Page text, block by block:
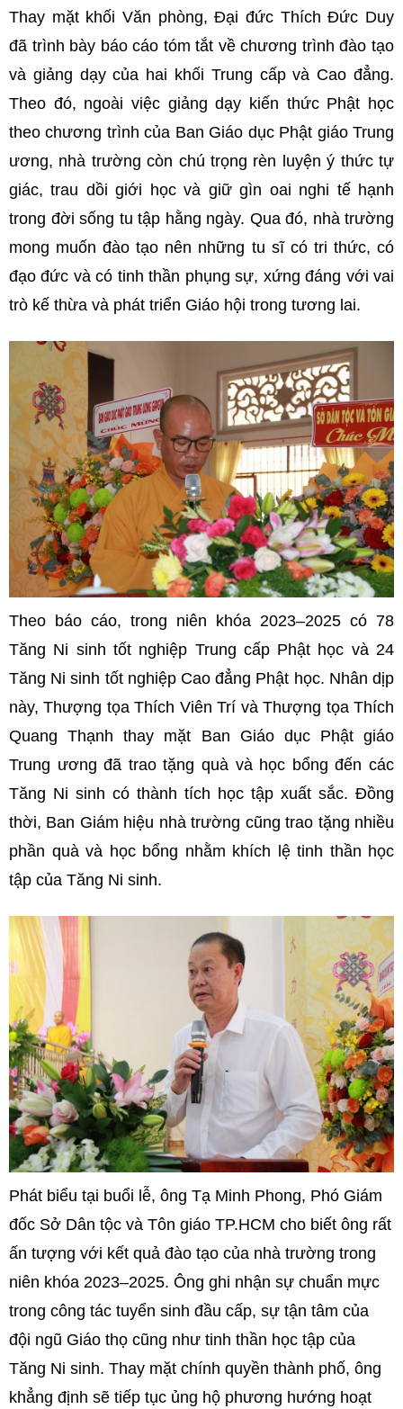
Thay mặt khối Văn phòng, Đại đức Thích Đức Duy
đã trình bày báo cáo tóm tắt về chương trình đào tạo
và giảng dạy của hai khối Trung cấp và Cao đẳng.
Theo đó, ngoài việc giảng dạy kiến thức Phật học
theo chương trình của Ban Giáo dục Phật giáo Trung
ương, nhà trường còn chú trọng rèn luyện ý thức tự
giác, trau dồi giới học và giữ gìn oai nghi tế hạnh
trong đời sống tu tập hằng ngày. Qua đó, nhà trường
mong muốn đào tạo nên những tu sĩ có tri thức, có
đạo đức và có tinh thần phụng sự, xứng đáng với vai
trò kế thừa và phát triển Giáo hội trong tương lai.
Theo báo cáo, trong niên khóa 2023–2025 có 78
Tăng Ni sinh tốt nghiệp Trung cấp Phật học và 24
Tăng Ni sinh tốt nghiệp Cao đẳng Phật học. Nhân dịp
này, Thượng tọa Thích Viên Trí và Thượng tọa Thích
Quang Thạnh thay mặt Ban Giáo dục Phật giáo
Trung ương đã trao tặng quà và học bổng đến các
Tăng Ni sinh có thành tích học tập xuất sắc. Đồng
thời, Ban Giám hiệu nhà trường cũng trao tặng nhiều
phần quà và học bổng nhằm khích lệ tinh thần học
tập của Tăng Ni sinh.
Phát biểu tại buổi lễ, ông Tạ Minh Phong, Phó Giám
đốc Sở Dân tộc và Tôn giáo TP.HCM cho biết ông rất
ấn tượng với kết quả đào tạo của nhà trường trong
niên khóa 2023–2025. Ông ghi nhận sự chuẩn mực
trong công tác tuyển sinh đầu cấp, sự tận tâm của
đội ngũ Giáo thọ cũng như tinh thần học tập của
Tăng Ni sinh. Thay mặt chính quyền thành phố, ông
khẳng định sẽ tiếp tục ủng hộ phương hướng hoạt